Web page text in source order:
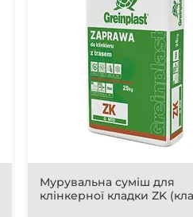
Мурувальна суміш для
клінкерної кладки ZK